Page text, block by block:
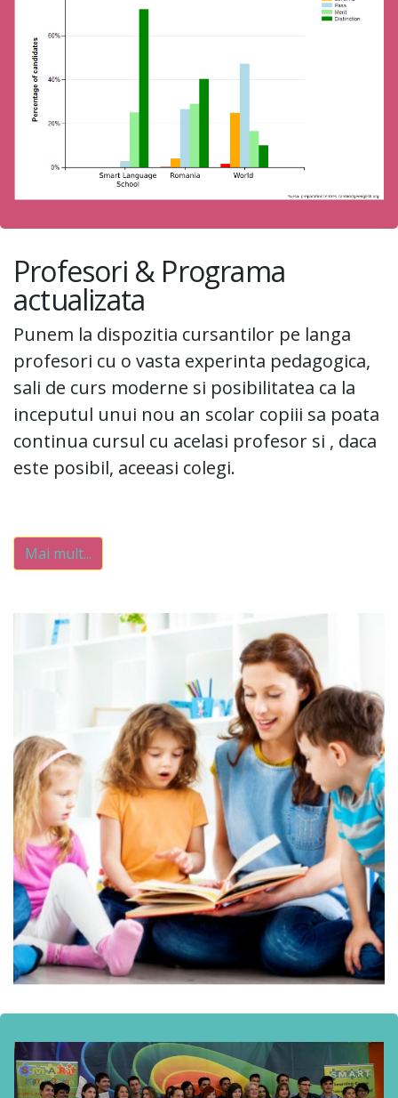
Profesori & Programa
actualizata
Punem la dispozitia cursantilor pe langa
profesori cu o vasta experinta pedagogica,
sali de curs moderne si posibilitatea ca la
inceputul unui nou an scolar copiii sa poata
continua cursul cu acelasi profesor si , daca
este posibil, aceeasi colegi.
Mai mult...